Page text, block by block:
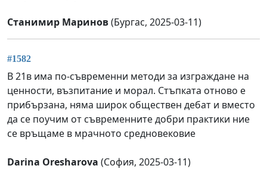
Станимир Маринов(Бургас, 2025-03-11)
#1582
В 21в има по-съвременни методи за изграждане на
ценности, възпитание и морал. Стъпката отново е
прибързана, няма широк обществен дебат и вместо
да се поучим от съвременните добри практики ние
се връщаме в мрачното средновековие
Darina Oresharova (София, 2025-03-11)